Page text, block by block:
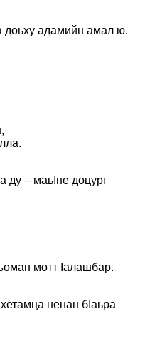
доьху адамийн амал ю.
ду – маьIне доцург
мотт Iалашбар.
ненан бIаьра